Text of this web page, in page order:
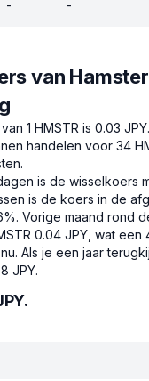
- -
van
1 HMSTR is 0.03 JPY.
handelen voor 34
is de wisselkoers
is de koers in de
Vorige maand rond
0.04 JPY, wat een
Als je een jaar
JPY.